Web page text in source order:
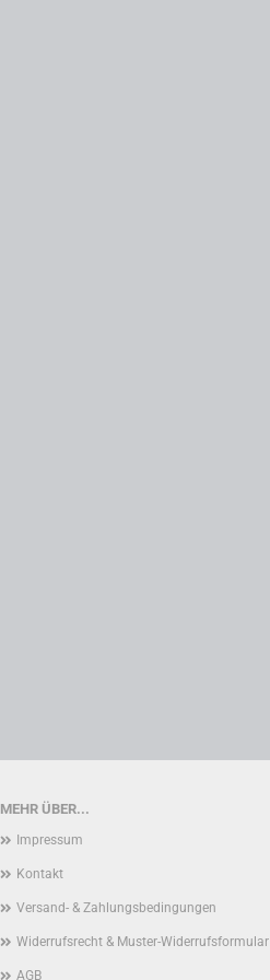
MEHR ÜBER...
Impressum
Kontakt
Versand- & Zahlungsbedingungen
Widerrufsrecht & Muster-Widerrufsformular
AGB